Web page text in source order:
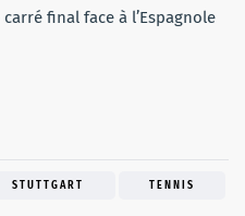
final face à l’Espagnole
STUTTGART TENNIS